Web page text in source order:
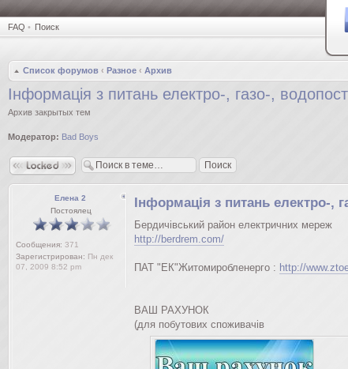
FAQ • Поиск
Список форумов ‹ Разное ‹ Архив
Інформація з питань електро-, газо-,
Архив закрытых тем
Модератор: Bad Boys
Закрыто
Елена 2
Постоялец
Сообщения: 371
Зарегистрирован: Пн дек
07, 2009 8:52 pm
Інформація з питань електро-,
Бердичівський район електричних мереж
http://berdrem.com/
ПАТ "ЕК"Житомиробленерго : http://
ВАШ РАХУНОК
(для побутових споживачів